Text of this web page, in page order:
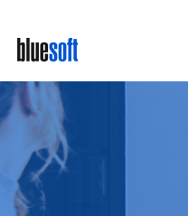
main
content